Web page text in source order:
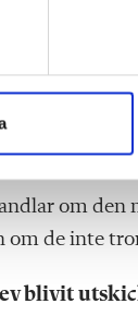
presterat
är nöjda
om den
de inte
blivit